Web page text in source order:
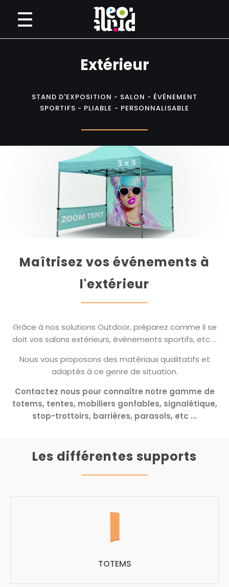
Extérieur
STAND D'EXPOSITION - SALON - ÉVÉNEMENT
SPORTIFS - PLIABLE - PERSONNALISABLE
Maîtrisez vos événements à
l'extérieur
Grâce à nos solutions Outdoor, préparez comme il se
doit vos salons extérieurs, événements sportifs, etc ...
Nous vous proposons des matériaux qualitatifs et
adaptés à ce genre de situation.
Contactez nous pour connaître notre gamme de
totems, tentes, mobiliers gonfables, signalétique,
stop-trottoirs, barrières, parasols, etc ...
Les différentes supports
TOTEMS